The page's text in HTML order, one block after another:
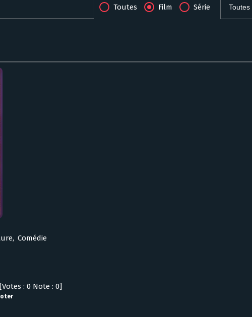
Toutes Film Série
, Comédie
[Votes : 0 Note : 0]